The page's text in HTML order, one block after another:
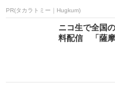
PR(タカラトミー｜Hugkum)
ニコ生で全国
料配信 「薩摩